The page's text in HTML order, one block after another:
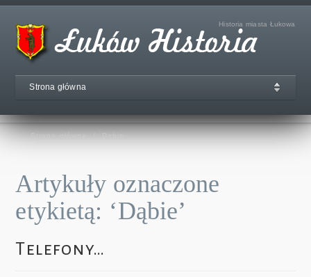
Historia miasta Łukowa
Strona główna
Strona główna Dąbie
Artykuły oznaczone
etykietą: ‘Dąbie’
Telefony…